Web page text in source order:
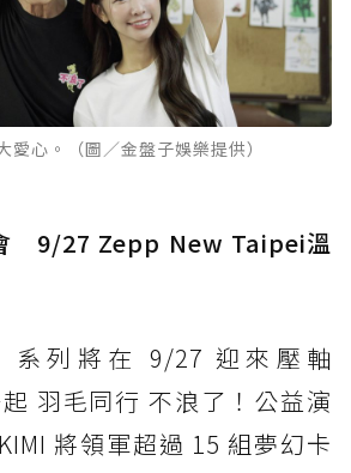
愛心。（圖／金盤子娛樂提供）
9/27 Zepp New Taipei溫
系列將在 9/27 迎來壓軸
起 羽毛同行 不浪了！公益演
將領軍超過 15 組夢幻卡